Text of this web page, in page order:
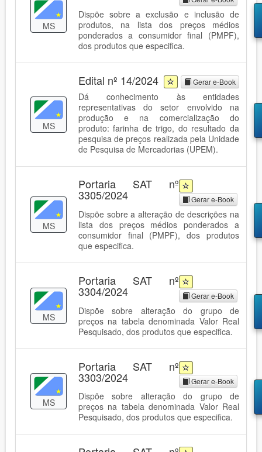
MS
Dispõe sobre a exclusão e inclusão de
produtos, na lista dos preços médios
ponderados a consumidor final (PMPF),
dos produtos que especifica.
MS
Edital nº 14/2024 Gerar e-Book
Dá conhecimento às entidades
representativas do setor envolvido na
produção e na comercialização do
produto: farinha de trigo, do resultado da
pesquisa de preços realizada pela Unidade
de Pesquisa de Mercadorias (UPEM).
MS
Portaria SAT nº
3305/2024 Gerar e-Book
Dispõe sobre a alteração de descrições na
lista dos preços médios ponderados a
consumidor final (PMPF), dos produtos
que especifica.
MS
Portaria SAT nº
3304/2024 Gerar e-Book
Dispõe sobre alteração do grupo de
preços na tabela denominada Valor Real
Pesquisado, dos produtos que especifica.
MS
Portaria SAT nº
3303/2024 Gerar e-Book
Dispõe sobre alteração do grupo de
preços na tabela denominada Valor Real
Pesquisado, dos produtos que especifica.